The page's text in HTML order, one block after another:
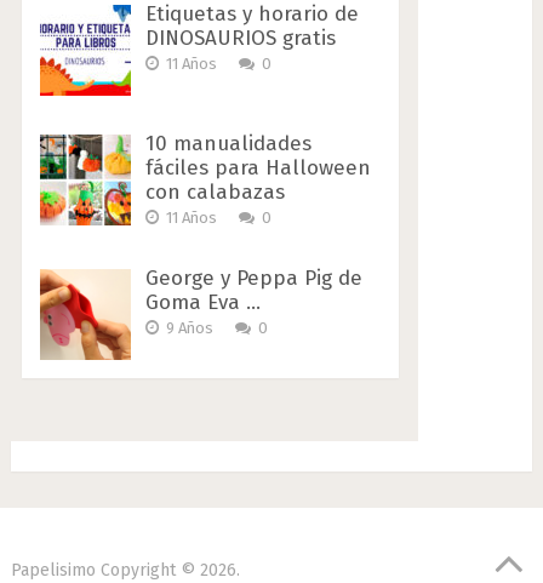
Etiquetas y horario de
DINOSAURIOS gratis
11 Años 0
10 manualidades
fáciles para Halloween
con calabazas
11 Años 0
George y Peppa Pig de
Goma Eva …
9 Años 0
Papelisimo Copyright © 2026.